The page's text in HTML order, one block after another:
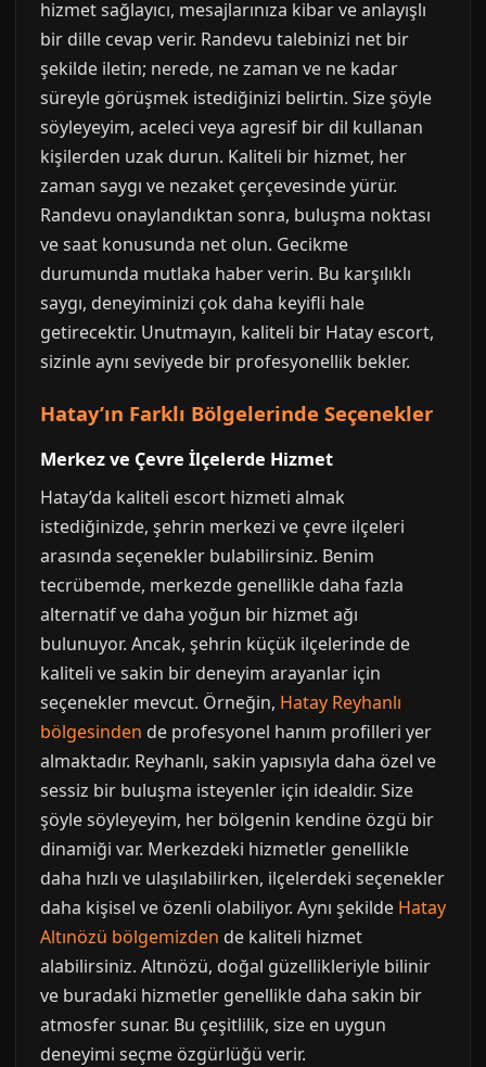
hizmet sağlayıcı, mesajlarınıza kibar ve anlayışlı
bir dille cevap verir. Randevu talebinizi net bir
şekilde iletin; nerede, ne zaman ve ne kadar
süreyle görüşmek istediğinizi belirtin. Size şöyle
söyleyeyim, aceleci veya agresif bir dil kullanan
kişilerden uzak durun. Kaliteli bir hizmet, her
zaman saygı ve nezaket çerçevesinde yürür.
Randevu onaylandıktan sonra, buluşma noktası
ve saat konusunda net olun. Gecikme
durumunda mutlaka haber verin. Bu karşılıklı
saygı, deneyiminizi çok daha keyifli hale
getirecektir. Unutmayın, kaliteli bir Hatay escort,
sizinle aynı seviyede bir profesyonellik bekler.
Hatay’ın Farklı Bölgelerinde Seçenekler
Merkez ve Çevre İlçelerde Hizmet
Hatay’da kaliteli escort hizmeti almak
istediğinizde, şehrin merkezi ve çevre ilçeleri
arasında seçenekler bulabilirsiniz. Benim
tecrübemde, merkezde genellikle daha fazla
alternatif ve daha yoğun bir hizmet ağı
bulunuyor. Ancak, şehrin küçük ilçelerinde de
kaliteli ve sakin bir deneyim arayanlar için
seçenekler mevcut. Örneğin, Hatay Reyhanlı
bölgesinden de profesyonel hanım profilleri yer
almaktadır. Reyhanlı, sakin yapısıyla daha özel ve
sessiz bir buluşma isteyenler için idealdir. Size
şöyle söyleyeyim, her bölgenin kendine özgü bir
dinamiği var. Merkezdeki hizmetler genellikle
daha hızlı ve ulaşılabilirken, ilçelerdeki seçenekler
daha kişisel ve özenli olabiliyor. Aynı şekilde Hatay
Altınözü bölgemizden de kaliteli hizmet
alabilirsiniz. Altınözü, doğal güzellikleriyle bilinir
ve buradaki hizmetler genellikle daha sakin bir
atmosfer sunar. Bu çeşitlilik, size en uygun
deneyimi seçme özgürlüğü verir.